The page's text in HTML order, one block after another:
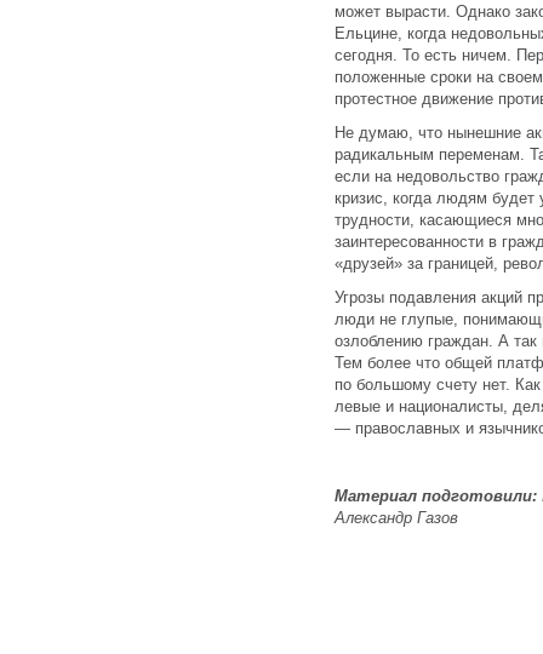
может вырасти. Однако
Ельцине, когда
сегодня. То есть ничем.
положенные сроки на
протестное движение
Не думаю, что нынешние
радикальным переменам.
если на недовольство
кризис, когда людям будет
трудности, касающиеся
заинтересованности в
«друзей» за границей,
Угрозы подавления акций
люди не глупые,
озлоблению граждан. А
Тем более что общей
по большому счету нет.
левые и националисты,
— православных и
Материал подготовили:
Александр Газов